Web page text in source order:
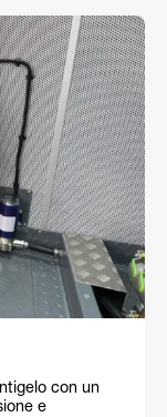
con un
e